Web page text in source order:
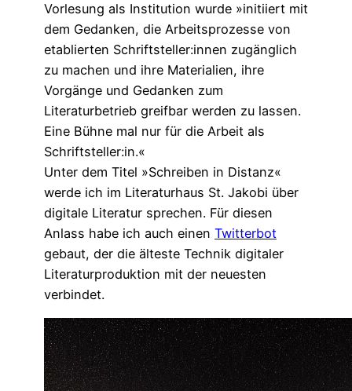
Vorlesung als Institution wurde »initiiert mit
dem Gedanken, die Arbeitsprozesse von
etablierten Schriftsteller:innen zugänglich
zu machen und ihre Materialien, ihre
Vorgänge und Gedanken zum
Literaturbetrieb greifbar werden zu lassen.
Eine Bühne mal nur für die Arbeit als
Schriftsteller:in.«
Unter dem Titel »Schreiben in Distanz«
werde ich im Literaturhaus St. Jakobi über
digitale Literatur sprechen. Für diesen
Anlass habe ich auch einen Twitterbot
gebaut, der die älteste Technik digitaler
Literaturproduktion mit der neuesten
verbindet.